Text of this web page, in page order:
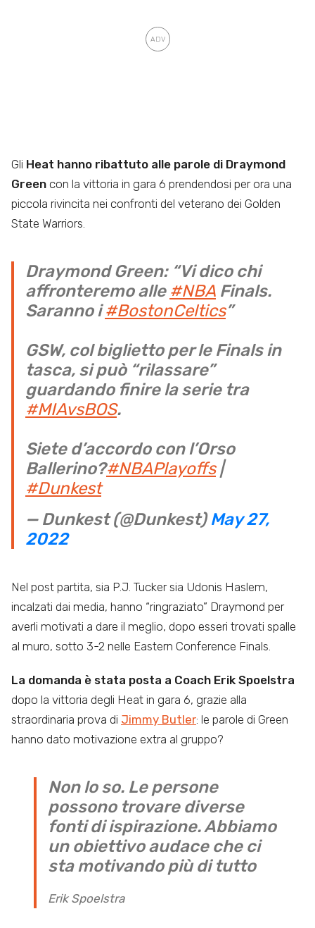
Gli Heat hanno ribattuto alle parole di Draymond
Green con la vittoria in gara 6 prendendosi per ora una
piccola rivincita nei confronti del veterano dei Golden
State Warriors.
Draymond Green: “Vi dico chi
affronteremo alle #NBA Finals.
Saranno i#BostonCeltics”
GSW, col biglietto per le Finals in
tasca, si può “rilassare”
guardando finire la serie tra
#MIAvsBOS.
Siete d’accordo con l’Orso
Ballerino?#NBAPlayoffs|
#Dunkest
— Dunkest (@Dunkest)May 27,
2022
Nel post partita, sia P.J. Tucker sia Udonis Haslem,
incalzati dai media, hanno “ringraziato” Draymond per
averli motivati a dare il meglio, dopo esseri trovati spalle
al muro, sotto 3-2 nelle Eastern Conference Finals.
La domanda è stata posta a Coach Erik Spoelstra
dopo la vittoria degli Heat in gara 6, grazie alla
straordinaria prova di Jimmy Butler: le parole di Green
hanno dato motivazione extra al gruppo?
Non lo so. Le persone
possono trovare diverse
fonti di ispirazione. Abbiamo
un obiettivo audace che ci
sta motivando più di tutto
Erik Spoelstra